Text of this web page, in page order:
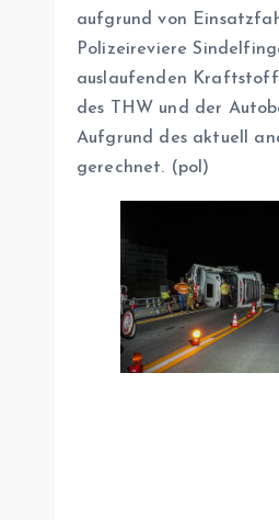
aufgrund von
Polizeireviere
auslaufenden
des THW und der
Aufgrund des aktuell
gerechnet. (pol)